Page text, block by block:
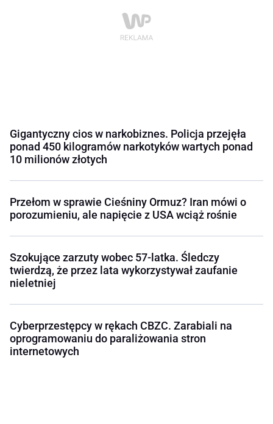
Gigantyczny cios w narkobiznes. Policja przejęła
ponad 450 kilogramów narkotyków wartych ponad
10 milionów złotych
Przełom w sprawie Cieśniny Ormuz? Iran mówi o
porozumieniu, ale napięcie z USA wciąż rośnie
Szokujące zarzuty wobec 57-latka. Śledczy
twierdzą, że przez lata wykorzystywał zaufanie
nieletniej
Cyberprzestępcy w rękach CBZC. Zarabiali na
oprogramowaniu do paraliżowania stron
internetowych